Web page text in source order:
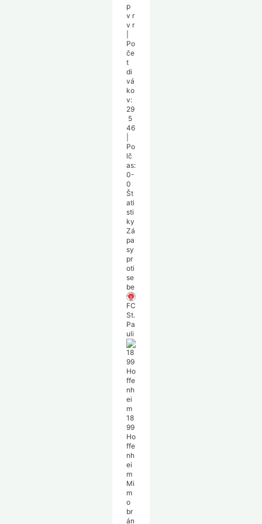
p
v r
v r
Po
če
t
di
vá
ko
v:
29
5
46
Po
lč
as:
0-
0
Št
ati
sti
ky
Zá
pa
sy
pr
oti
se
be
FC
St.
Pa
uli
18
99
Ho
ffe
nh
ei
m
Mi
m
o
br
án